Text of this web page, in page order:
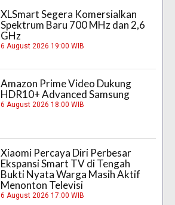
XLSmart Segera Komersialkan
Spektrum Baru 700 MHz dan 2,6
GHz
6 August 2026 19:00 WIB
Amazon Prime Video Dukung
HDR10+ Advanced Samsung
6 August 2026 18:00 WIB
Xiaomi Percaya Diri Perbesar
Ekspansi Smart TV di Tengah
Bukti Nyata Warga Masih Aktif
Menonton Televisi
6 August 2026 17:00 WIB